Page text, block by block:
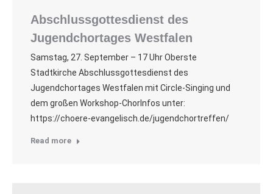
Abschlussgottesdienst des
Jugendchortages Westfalen
Samstag, 27. September – 17 Uhr Oberste
Stadtkirche Abschlussgottesdienst des
Jugendchortages Westfalen mit Circle-Singing und
dem großen Workshop-ChorInfos unter:
https://choere-evangelisch.de/jugendchortreffen/
Read more